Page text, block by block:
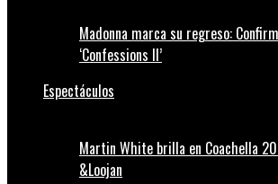
Madonna marca su regreso:
‘Confessions II’
Espectáculos
Martin White brilla en Coachella
&Loojan